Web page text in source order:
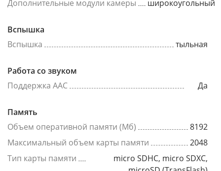
Дополнительные модули камеры широкоугольный
Вспышка
Вспышка
тыльная
Работа со звуком
Поддержка AAC
Да
Память
Объем оперативной памяти (Мб)
8192
Максимальный объем карты памяти
2048
Тип карты памяти
micro SDHC, micro SDXC,